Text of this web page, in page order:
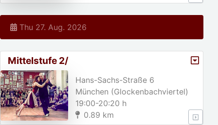
Thu 27. Aug. 2026
Mittelstufe 2/
Hans-Sachs-Straße 6
München (Glockenbachviertel)
19:00-20:20 h
0.89 km